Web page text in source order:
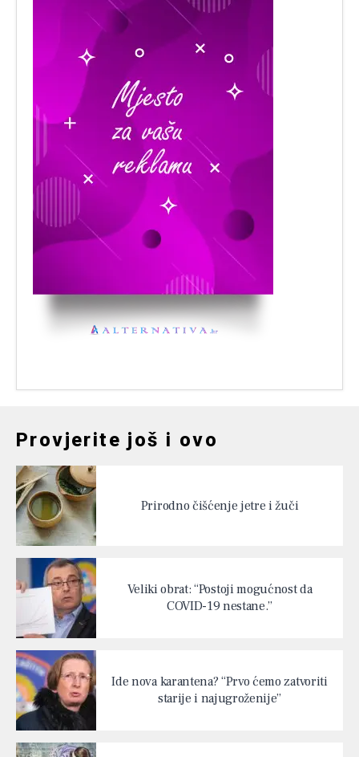
Provjerite još i ovo
Prirodno čišćenje jetre i žuči
Veliki obrat: “Postoji mogućnost da
COVID-19 nestane.”
Ide nova karantena? “Prvo ćemo zatvoriti
starije i najugroženije”